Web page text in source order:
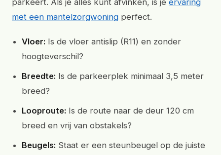
parkeert. Als je alles kunt afvinken, is je ervaring
met een mantelzorgwoning perfect.
Vloer: Is de vloer antislip (R11) en zonder
hoogteverschil?
Breedte: Is de parkeerplek minimaal 3,5 meter
breed?
Looproute: Is de route naar de deur 120 cm
breed en vrij van obstakels?
Beugels: Staat er een steunbeugel op de juiste